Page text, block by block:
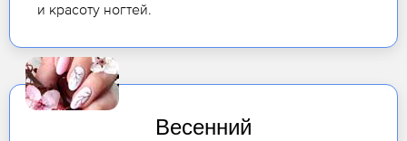
и красоту ногтей.
Весенний